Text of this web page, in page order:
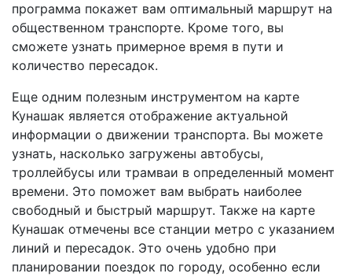
программа покажет вам оптимальный маршрут на
общественном транспорте. Кроме того, вы
сможете узнать примерное время в пути и
количество пересадок.
Еще одним полезным инструментом на карте
Кунашак является отображение актуальной
информации о движении транспорта. Вы можете
узнать, насколько загружены автобусы,
троллейбусы или трамваи в определенный момент
времени. Это поможет вам выбрать наиболее
свободный и быстрый маршрут. Также на карте
Кунашак отмечены все станции метро с указанием
линий и пересадок. Это очень удобно при
планировании поездок по городу, особенно если